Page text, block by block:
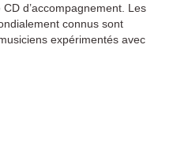
d’accompagnement. Les
connus sont
expérimentés avec